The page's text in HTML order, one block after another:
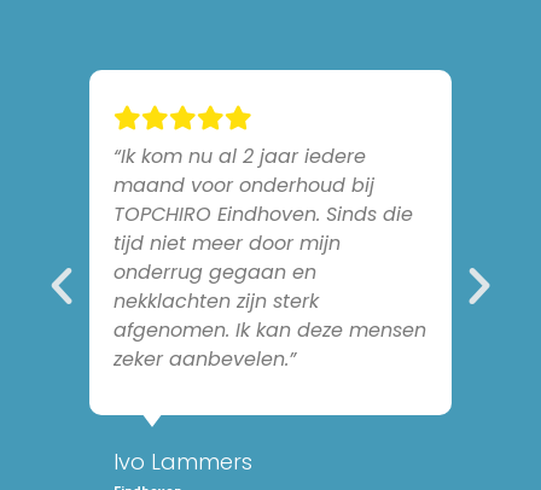
“Ik kom nu al 2 jaar iedere
maand voor onderhoud bij
TOPCHIRO Eindhoven. Sinds die
tijd niet meer door mijn
onderrug gegaan en
nekklachten zijn sterk
afgenomen. Ik kan deze mensen
zeker aanbevelen.”
Ivo Lammers